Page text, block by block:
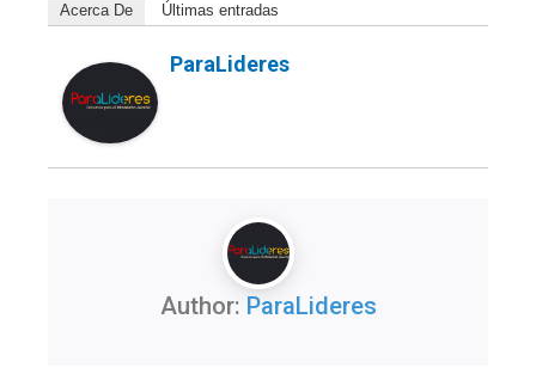
Acerca De Últimas entradas
ParaLideres
Author: ParaLideres